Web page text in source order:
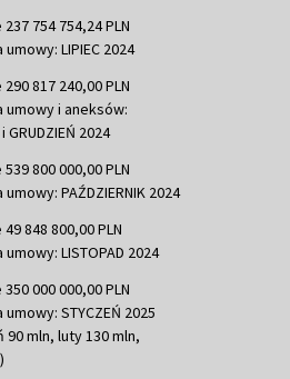
754 754,24 PLN
LIPIEC 2024
817 240,00 PLN
umowy i aneksów:
GRUDZIEŃ 2024
800 000,00 PLN
PAŹDZIERNIK 2024
848 800,00 PLN
LISTOPAD 2024
000 000,00 PLN
STYCZEŃ 2025
mln, luty 130 mln,